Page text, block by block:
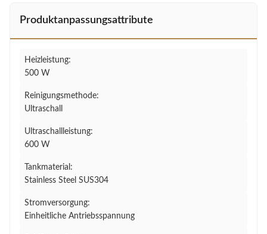
Produktanpassungsattribute
Heizleistung:
500 W
Reinigungsmethode:
Ultraschall
Ultraschallleistung:
600 W
Tankmaterial:
Stainless Steel SUS304
Stromversorgung:
Einheitliche Antriebsspannung